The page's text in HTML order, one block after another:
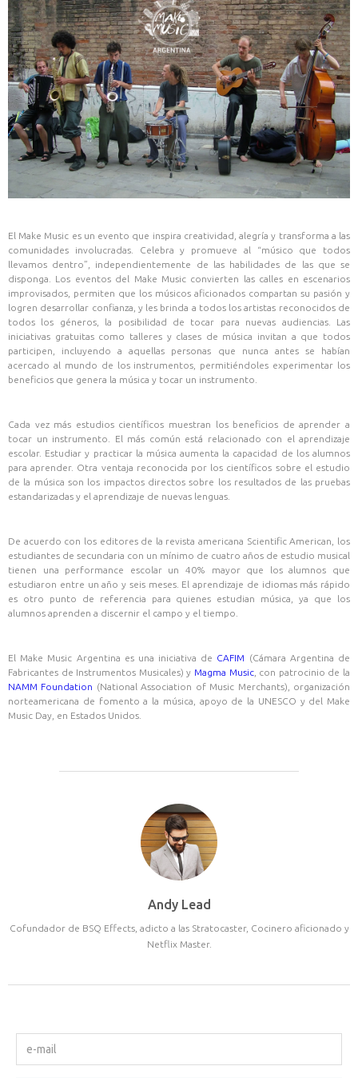
‍El Make Music es un evento que inspira creatividad, alegría y transforma a las
comunidades involucradas. Celebra y promueve al “músico que todos
llevamos dentro”, independientemente de las habilidades de las que se
disponga. Los eventos del Make Music convierten las calles en escenarios
improvisados, permiten que los músicos aficionados compartan su pasión y
logren desarrollar confianza, y les brinda a todos los artistas reconocidos de
todos los géneros, la posibilidad de tocar para nuevas audiencias. Las
iniciativas gratuitas como talleres y clases de música invitan a que todos
participen, incluyendo a aquellas personas que nunca antes se habían
acercado al mundo de los instrumentos, permitiéndoles experimentar los
beneficios que genera la música y tocar un instrumento.
Cada vez más estudios científicos muestran los beneficios de aprender a
tocar un instrumento. El más común está relacionado con el aprendizaje
escolar. Estudiar y practicar la música aumenta la capacidad de los alumnos
para aprender. Otra ventaja reconocida por los científicos sobre el estudio
de la música son los impactos directos sobre los resultados de las pruebas
estandarizadas y el aprendizaje de nuevas lenguas.
De acuerdo con los editores de la revista americana Scientific American, los
estudiantes de secundaria con un mínimo de cuatro años de estudio musical
tienen una performance escolar un 40% mayor que los alumnos que
estudiaron entre un año y seis meses. El aprendizaje de idiomas más rápido
es otro punto de referencia para quienes estudian música, ya que los
alumnos aprenden a discernir el campo y el tiempo.
El Make Music Argentina es una iniciativa de CAFIM
(Cámara Argentina de
Fabricantes de Instrumentos Musicales) y Magma Music, con patrocinio de la
NAMM Foundation (National Association of Music Merchants), organización
norteamericana de fomento a la música, apoyo de la UNESCO y del Make
Music Day, en Estados Unidos.
Andy Lead
Cofundador de BSQ Effects, adicto a las Stratocaster, Cocinero aficionado y
Netflix Master.